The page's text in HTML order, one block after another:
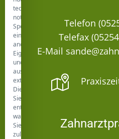
Telefon
Telefax
E-Mail
technisch
notwendige
Speicherung,
eine
anonyme
Eigenstatistik
und
ausgewählte
externe
Dienste.
Sie
entscheiden,
was
Sie
zulassen.